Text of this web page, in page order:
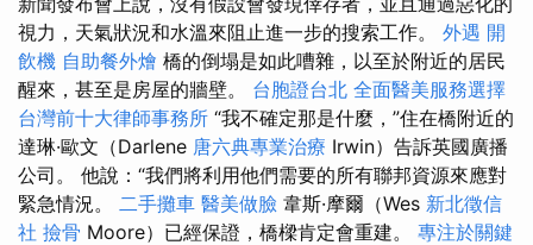
視力，天氣狀況和水溫來阻止進一步的搜索工作。 外遇 開
飲機 自助餐外燴 橋的倒塌是如此嘈雜，以至於附近的居民
醒來，甚至是房屋的牆壁。 台胞證台北 全面醫美服務選擇
台灣前十大律師事務所 “我不確定那是什麼，”住在橋附近的
達琳·歐文（Darlene 唐六典專業治療 Irwin）告訴英國廣播
公司。 他說：“我們將利用他們需要的所有聯邦資源來應對
緊急情況。 二手攤車 醫美做臉 韋斯·摩爾（Wes 新北徵信
社 撿骨 Moore）已經保證，橋樑肯定會重建。 專注於關鍵